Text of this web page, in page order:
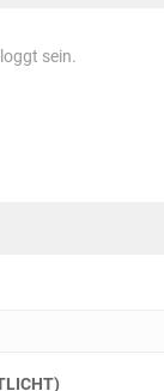
sein.